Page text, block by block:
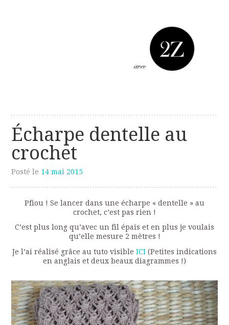
avec deux z
Écharpe dentelle au
crochet
Posté le 14 mai 2015
Pfiou ! Se lancer dans une écharpe « dentelle » au
crochet, c’est pas rien !
C’est plus long qu’avec un fil épais et en plus je voulais
qu’elle mesure 2 mètres !
Je l’ai réalisé grâce au tuto visible ICI (Petites indications
en anglais et deux beaux diagrammes !)